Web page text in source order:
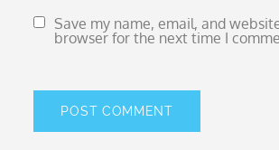
Save my name, email, and
browser for the next time I